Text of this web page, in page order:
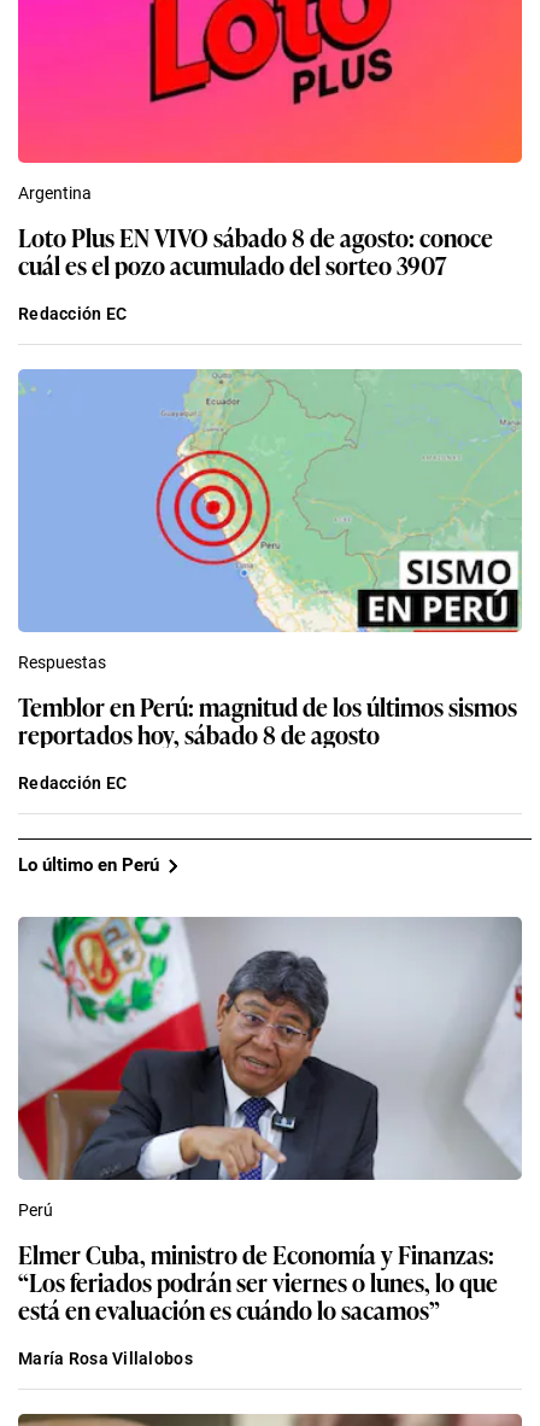
Argentina
Loto Plus EN VIVO sábado 8 de agosto: conoce
cuál es el pozo acumulado del sorteo 3907
Redacción EC
Respuestas
Temblor en Perú: magnitud de los últimos sismos
reportados hoy, sábado 8 de agosto
Redacción EC
Lo último en Perú
Perú
Elmer Cuba, ministro de Economía y Finanzas:
“Los feriados podrán ser viernes o lunes, lo que
está en evaluación es cuándo lo sacamos”
María Rosa Villalobos